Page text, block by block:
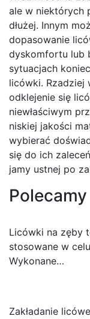
ale w niektórych
dłużej. Innym
dopasowanie
dyskomfortu lub
sytuacjach
licówki. Rzadziej
odklejenie się
niewłaściwym
niskiej jakości
wybierać
się do ich
jamy ustnej po
Polecamy
Licówki na zęby
stosowane w
Wykonane…
Zakładanie